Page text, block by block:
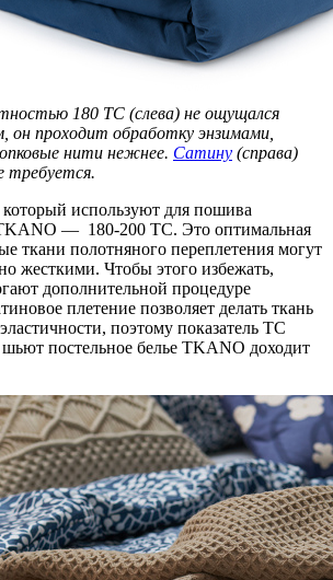
180 ТС (слева) не ощущался
он проходит обработку энзимами,
нити нежнее. Сатину (справа)
требуется.
используют для пошива
TKANO — 180-200 ТС. Это оптимальная
ткани полотняного переплетения могут
жесткими. Чтобы этого избежать,
дополнительной процедуре
плетение позволяет делать ткань
поэтому показатель TC
шьют постельное белье TKANO доходит